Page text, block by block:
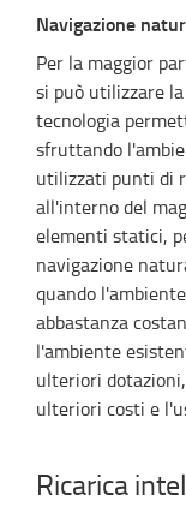
Navigazione
Per la maggior
si può utilizzare
tecnologia
sfruttando
utilizzati punti di
all'interno del
elementi statici,
navigazione
quando
abbastanza
l'ambiente
ulteriori
ulteriori costi e
Ricarica